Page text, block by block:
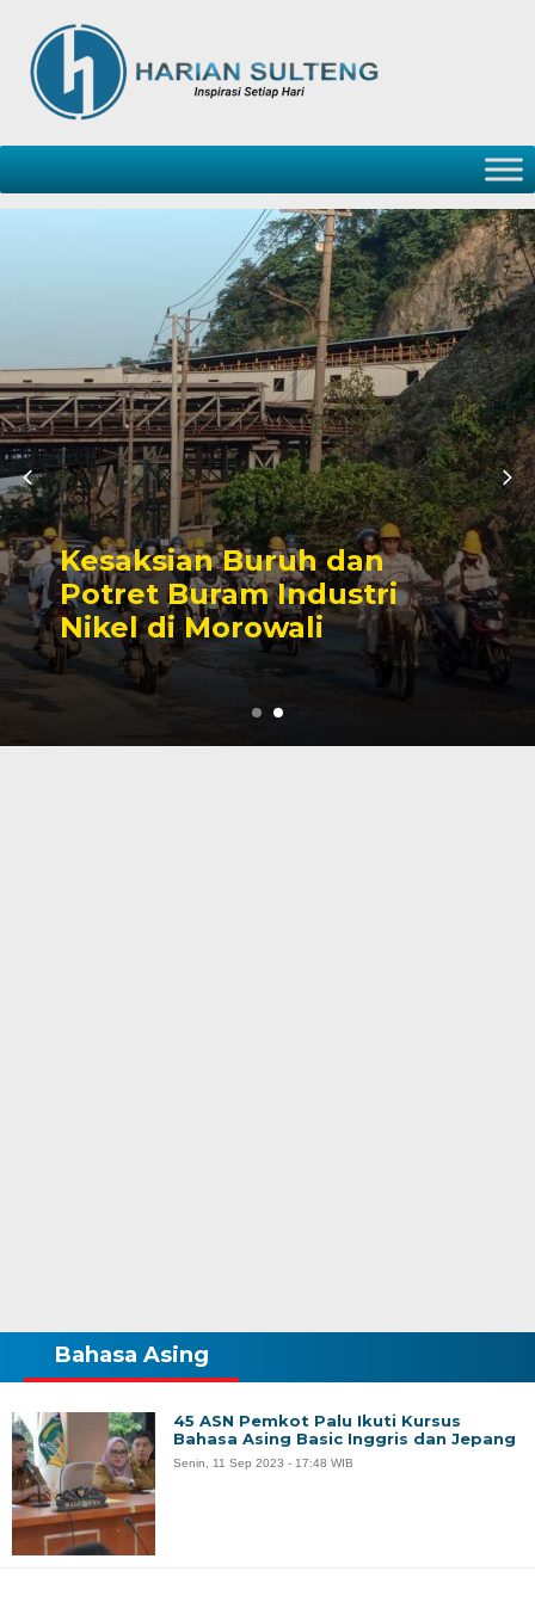
Sengketa Perizinan
Tambang yang Mengiringi
Karier Politik Anwar Hafid
Bahasa Asing
45 ASN Pemkot Palu Ikuti Kursus
Bahasa Asing Basic Inggris dan Jepang
Senin, 11 Sep 2023 - 17:48 WIB